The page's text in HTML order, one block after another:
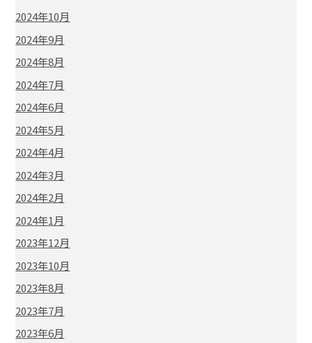
2024年10月
2024年9月
2024年8月
2024年7月
2024年6月
2024年5月
2024年4月
2024年3月
2024年2月
2024年1月
2023年12月
2023年10月
2023年8月
2023年7月
2023年6月